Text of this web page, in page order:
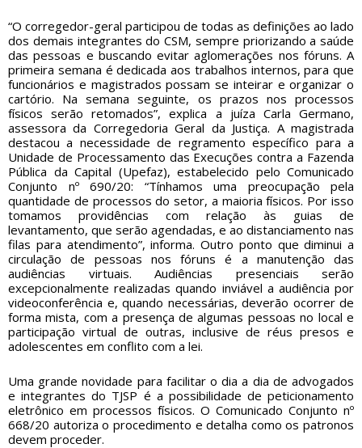
“O corregedor-geral participou de todas as definições ao lado
dos demais integrantes do CSM, sempre priorizando a saúde
das pessoas e buscando evitar aglomerações nos fóruns. A
primeira semana é dedicada aos trabalhos internos, para que
funcionários e magistrados possam se inteirar e organizar o
cartório. Na semana seguinte, os prazos nos processos
físicos serão retomados”, explica a juíza Carla Germano,
assessora da Corregedoria Geral da Justiça. A magistrada
destacou a necessidade de regramento específico para a
Unidade de Processamento das Execuções contra a Fazenda
Pública da Capital (Upefaz), estabelecido pelo Comunicado
Conjunto nº 690/20: “Tínhamos uma preocupação pela
quantidade de processos do setor, a maioria físicos. Por isso
tomamos providências com relação às guias de
levantamento, que serão agendadas, e ao distanciamento nas
filas para atendimento”, informa. Outro ponto que diminui a
circulação de pessoas nos fóruns é a manutenção das
audiências virtuais. Audiências presenciais serão
excepcionalmente realizadas quando inviável a audiência por
videoconferência e, quando necessárias, deverão ocorrer de
forma mista, com a presença de algumas pessoas no local e
participação virtual de outras, inclusive de réus presos e
adolescentes em conflito com a lei.
Uma grande novidade para facilitar o dia a dia de advogados
e integrantes do TJSP é a possibilidade de peticionamento
eletrônico em processos físicos. O Comunicado Conjunto nº
668/20 autoriza o procedimento e detalha como os patronos
devem proceder.